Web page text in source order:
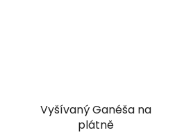
Vyšívaný Ganéša na
plátně